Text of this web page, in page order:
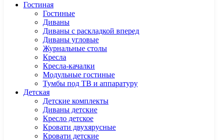
Гостиная
Гостиные
Диваны
Диваны с раскладкой вперед
Диваны угловые
Журнальные столы
Кресла
Кресла-качалки
Модульные гостиные
Тумбы под ТВ и аппаратуру
Детская
Детские комплекты
Диваны детские
Кресло детское
Кровати двухярусные
Кровати детские